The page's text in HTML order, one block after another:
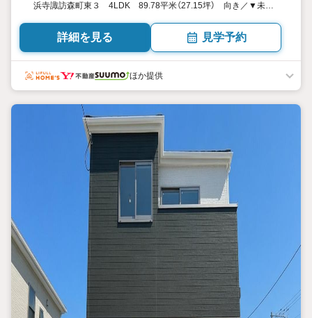
浜寺諏訪森町東３ 4LDK 89.78平米（27.15坪） 向き／▼未選
詳細を見る 見学予約
ほか提供